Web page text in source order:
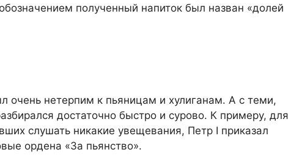
полученный напиток был назван «долей
очень нетерпим к пьяницам и хулиганам. А с теми,
достаточно быстро и сурово. К примеру, для
слушать никакие увещевания, Петр I приказал
ордена «За пьянство».